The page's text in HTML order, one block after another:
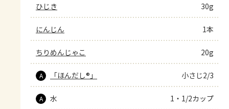
ひじき 30g
にんじん 1本
ちりめんじゃこ 20g
A 「ほんだし®」 小さじ2/3
A 水 1・1/2カップ